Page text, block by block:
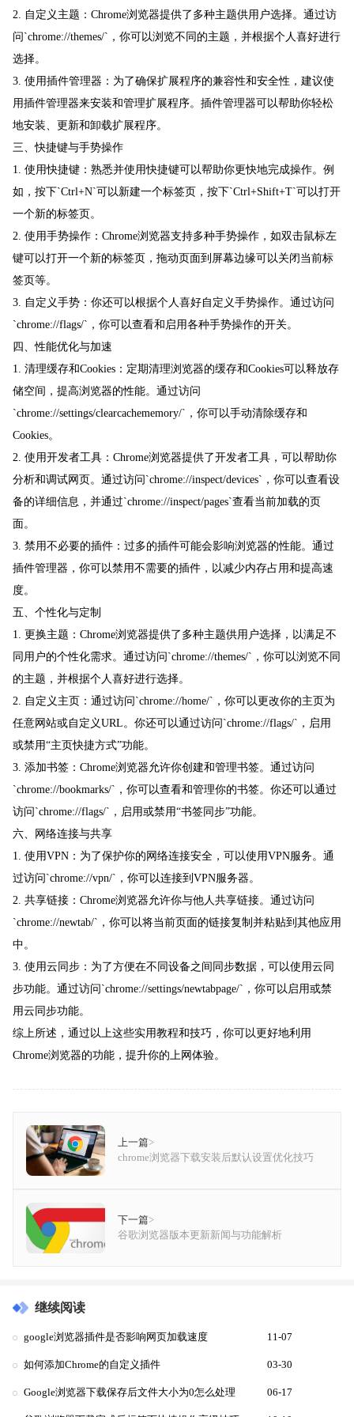
2. 自定义主题：Chrome浏览器提供了多种主题供用户选择。通过访
问`chrome://themes/`，你可以浏览不同的主题，并根据个人喜好进行
选择。
3. 使用插件管理器：为了确保扩展程序的兼容性和安全性，建议使
用插件管理器来安装和管理扩展程序。插件管理器可以帮助你轻松
地安装、更新和卸载扩展程序。
三、快捷键与手势操作
1. 使用快捷键：熟悉并使用快捷键可以帮助你更快地完成操作。例
如，按下`Ctrl+N`可以新建一个标签页，按下`Ctrl+Shift+T`可以打开
一个新的标签页。
2. 使用手势操作：Chrome浏览器支持多种手势操作，如双击鼠标左
键可以打开一个新的标签页，拖动页面到屏幕边缘可以关闭当前标
签页等。
3. 自定义手势：你还可以根据个人喜好自定义手势操作。通过访问
`chrome://flags/`，你可以查看和启用各种手势操作的开关。
四、性能优化与加速
1. 清理缓存和Cookies：定期清理浏览器的缓存和Cookies可以释放存
储空间，提高浏览器的性能。通过访问
`chrome://settings/clearcachememory/`，你可以手动清除缓存和
Cookies。
2. 使用开发者工具：Chrome浏览器提供了开发者工具，可以帮助你
分析和调试网页。通过访问`chrome://inspect/devices`，你可以查看设
备的详细信息，并通过`chrome://inspect/pages`查看当前加载的页
面。
3. 禁用不必要的插件：过多的插件可能会影响浏览器的性能。通过
插件管理器，你可以禁用不需要的插件，以减少内存占用和提高速
度。
五、个性化与定制
1. 更换主题：Chrome浏览器提供了多种主题供用户选择，以满足不
同用户的个性化需求。通过访问`chrome://themes/`，你可以浏览不同
的主题，并根据个人喜好进行选择。
2. 自定义主页：通过访问`chrome://home/`，你可以更改你的主页为
任意网站或自定义URL。你还可以通过访问`chrome://flags/`，启用
或禁用“主页快捷方式”功能。
3. 添加书签：Chrome浏览器允许你创建和管理书签。通过访问
`chrome://bookmarks/`，你可以查看和管理你的书签。你还可以通过
访问`chrome://flags/`，启用或禁用“书签同步”功能。
六、网络连接与共享
1. 使用VPN：为了保护你的网络连接安全，可以使用VPN服务。通
过访问`chrome://vpn/`，你可以连接到VPN服务器。
2. 共享链接：Chrome浏览器允许你与他人共享链接。通过访问
`chrome://newtab/`，你可以将当前页面的链接复制并粘贴到其他应用
中。
3. 使用云同步：为了方便在不同设备之间同步数据，可以使用云同
步功能。通过访问`chrome://settings/newtabpage/`，你可以启用或禁
用云同步功能。
综上所述，通过以上这些实用教程和技巧，你可以更好地利用
Chrome浏览器的功能，提升你的上网体验。
上一篇>
chrome浏览器下载安装后默认设置优化技巧
下一篇>
谷歌浏览器版本更新新闻与功能解析
继续阅读
google浏览器插件是否影响网页加载速度 11-07
如何添加Chrome的自定义插件 03-30
Google浏览器下载保存后文件大小为0怎么处理 06-17